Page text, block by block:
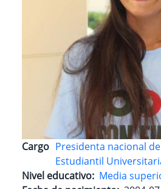
Cargo Presidenta nacional
Estudiantil
Nivel educativo Media